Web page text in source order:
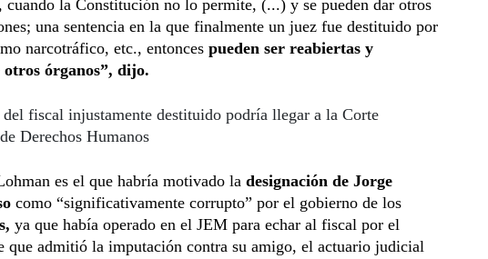
cuando la Constitución no lo permite, (...) y se pueden dar otros
una sentencia en la que finalmente un juez fue destituido por
narcotráfico, etc., entonces pueden ser reabiertas y
órganos”, dijo.
del fiscal injustamente destituido podría llegar a la Corte
Derechos Humanos
es el que habría motivado la designación de Jorge
como “significativamente corrupto” por el gobierno de los
ya que había operado en el JEM para echar al fiscal por el
que admitió la imputación contra su amigo, el actuario judicial